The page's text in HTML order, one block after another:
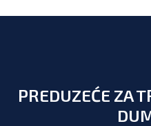
PREDUZEĆE ZA